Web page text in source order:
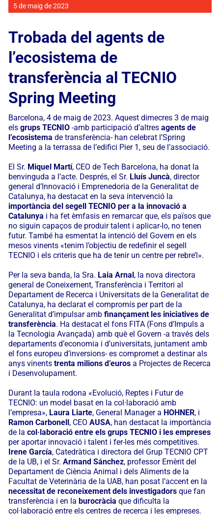
Manifest
5 de maig de 2023
Trobada del agents de
l’ecosistema de
transferència al TECNIO
Spring Meeting
Barcelona, 4 de maig de 2023. Aquest dimecres 3 de maig
elsgrupsTECNIO -amb participació d’altresagents de
l’ecosistema de transferència- han celebrat l’Spring
Meeting a la terrassa de l’edifici Pier 1, seu de l’associació.
El Sr. Miquel Martí, CEO de Tech Barcelona, ha donat la
benvinguda a l’acte. Després, el Sr. Lluís Juncà, director
general d’Innovació i Emprenedoria de la Generalitat de
Catalunya, ha destacat en la seva intervenció la
importància del segell TECNIO per a la innovació a
Catalunya i ha fet èmfasis en remarcar que, els països que
no siguin capaços de produir talent i aplicar-lo, no tenen
futur. També ha esmentat la intenció del Govern en els
mesos vinents «tenim l’objectiu de redefinir el segell
TECNIO i els criteris que ha de tenir un centre per rebre’l».
Per la seva banda, la Sra. Laia Arnal, la nova directora
general de Coneixement, Transferència i Territori al
Departament de Recerca i Universitats de la Generalitat de
Catalunya, ha declarat el compromís per part de la
Generalitat d’impulsar ambfinançament les iniciatives de
transferència. Ha destacat el fons FITA (Fons d’Impuls a
la Tecnologia Avançada) amb què el Govern -a través dels
departaments d’economia i d’universitats, juntament amb
el fons europeu d’inversions- es compromet a destinar als
anys vinents trenta milions d’euros a Projectes de Recerca
i Desenvolupament.
Durant la taula rodona «Evolució, Reptes i Futur de
TECNIO: un model basat en la col·laboració amb
l’empresa», Laura Liarte, General Manager a HOHNER, i
Ramon Carbonell, CEOAUSA, han destacat la importància
de lacol·laboració entre els grups TECNIO i les empreses
per aportar innovació i talent i fer-les més competitives.
Irene García, Catedràtica i directora del Grup TECNIO CPT
de la UB, i el Sr.Armand Sánchez, professor Emèrit del
Departament de Ciència Animal i dels Aliments de la
Facultat de Veterinària de la UAB, han posat l’accent en la
necessitat de reconeixement dels investigadors que fan
transferència i en laburocràcia que dificulta la
col·laboració entre els centres de recerca i les empreses.